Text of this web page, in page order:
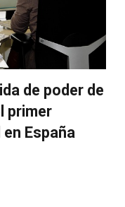
de poder de
primer
España